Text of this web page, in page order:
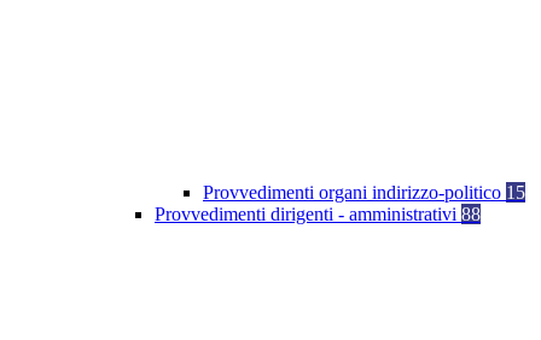
Provvedimenti organi indirizzo-politico 15
Provvedimenti dirigenti - amministrativi 88